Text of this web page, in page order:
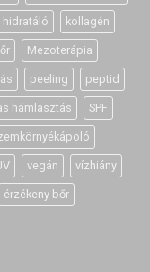
hidratáló kollagén
Mezoterápia
peeling peptid
hámlasztás SPF
vegán vízhiány
érzékeny bőr